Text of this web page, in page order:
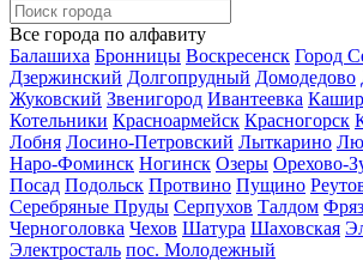
Все города по алфавиту
Балашиха Бронницы Воскресенск Город
Дзержинский Долгопрудный Домодедово
Жуковский Звенигород Ивантеевка
Котельники Красноармейск Красногорск
Лобня Лосино-Петровский Лыткарино
Наро-Фоминск Ногинск Озеры Орехово-
Посад Подольск Протвино Пущино
Серебряные Пруды Серпухов Талдом
Черноголовка Чехов Шатура Шаховская
Электросталь пос. Молодежный